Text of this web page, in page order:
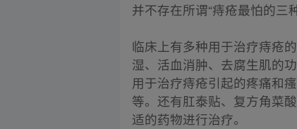
并不存在所谓“痔疮最怕的三
临床上有多种用于治疗痔疮
湿、活血消肿、去腐生肌的
用于治疗痔疮引起的疼痛和
等。还有肛泰贴、复方角菜
适的药物进行治疗。